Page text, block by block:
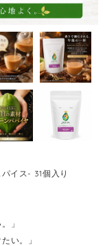
イス- 31個入り
」
い。」